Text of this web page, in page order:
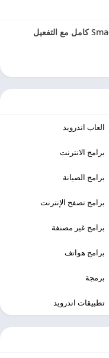
العاب اندرويد
برامج الانترنت
برامج الصيانة
برامج تصفح الإنترنت
برامج غير مصنفة
برامج هواتف
برمجة
تطبيقات اندرويد